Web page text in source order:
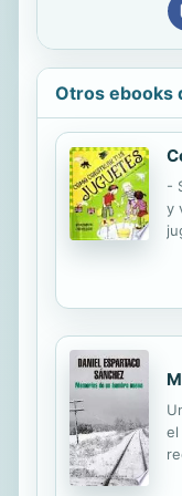
Otros ebooks
-
y
el